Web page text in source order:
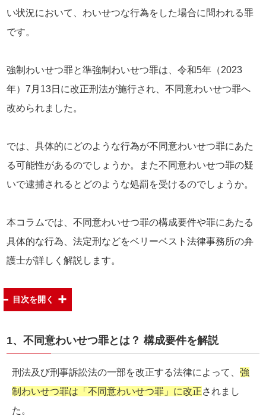
い状況において、わいせつな行為をした場合に問われる罪
です。
強制わいせつ罪と準強制わいせつ罪は、令和5年（2023
年）7月13日に改正刑法が施行され、不同意わいせつ罪へ
改められました。
では、具体的にどのような行為が不同意わいせつ罪にあた
る可能性があるのでしょうか。また不同意わいせつ罪の疑
いで逮捕されるとどのような処罰を受けるのでしょうか。
本コラムでは、不同意わいせつ罪の構成要件や罪にあたる
具体的な行為、法定刑などをベリーベスト法律事務所の弁
護士が詳しく解説します。
目次を開く
1、不同意わいせつ罪とは？ 構成要件を解説
刑法及び刑事訴訟法の一部を改正する法律によって、 強
制わいせつ罪は「不同意わいせつ罪」に改正されまし
た。